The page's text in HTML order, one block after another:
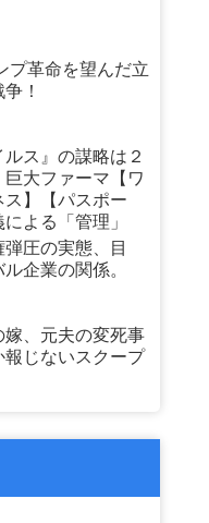
プ革命を望んだ立
！
ルス』の謀略は２
大ファーマ【ワ
ス】【パスポー
よる「管理」
圧の実態、目
企業の関係。
嫁、元夫の変死事
報じないスクープ